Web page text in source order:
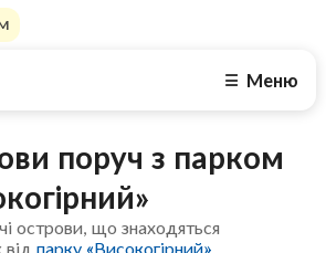
☰ Меню
поруч з парком
острови, що знаходяться
відпарку «Високогірний»